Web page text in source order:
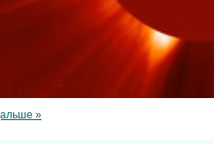
»